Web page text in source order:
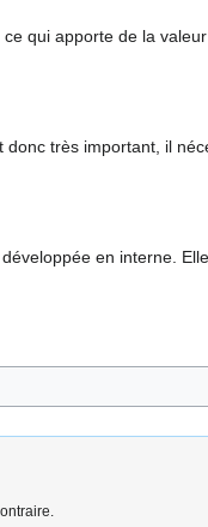
qui apporte de la
très important, il
en interne.